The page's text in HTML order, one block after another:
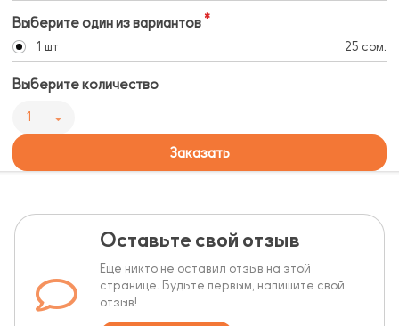
Выберите один из вариантов
1 шт 25 сом.
Выберите количество
1
Заказать
Оставьте свой отзыв
Еще никто не оставил отзыв на этой
странице. Будьте первым, напишите свой
отзыв!